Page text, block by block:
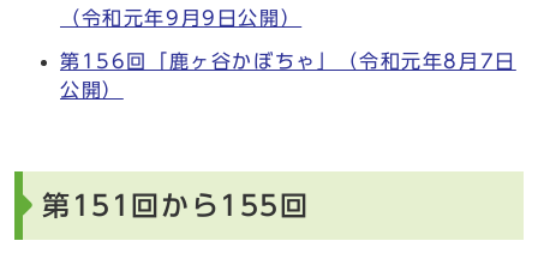
（令和元年9月9日公開）
第156回「鹿ヶ谷かぼちゃ」（令和元年8月7日
公開）
第151回から155回